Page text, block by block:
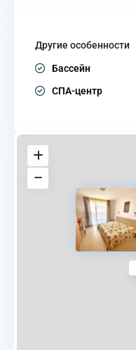
Другие особенности
Бассейн
СПА-центр